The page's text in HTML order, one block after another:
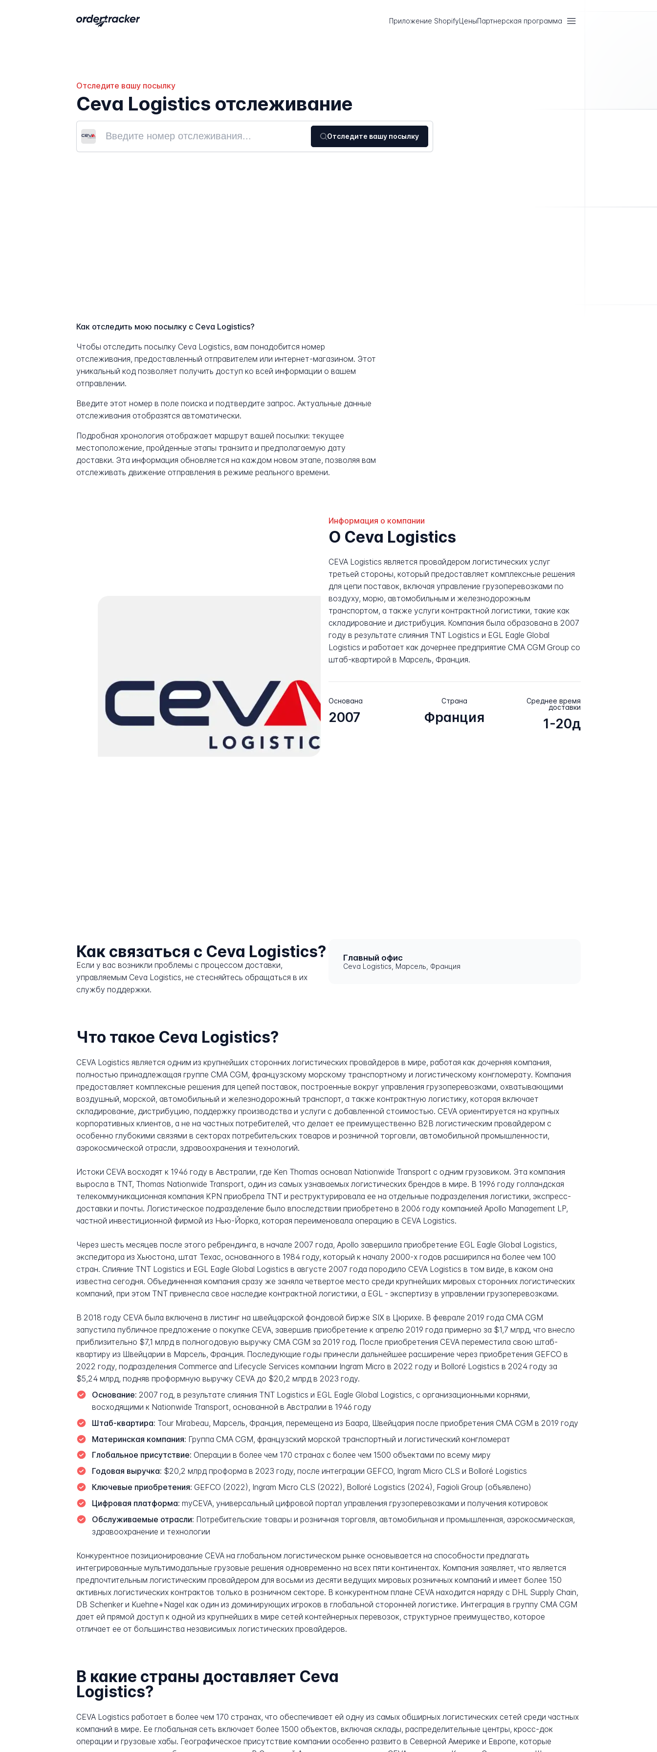
Приложение ShopifyЦеныПартнерская программа
Отследите вашу посылку
Ceva Logistics отслеживание
Отследите вашу посылку
Как отследить мою посылку с Ceva Logistics?
Чтобы отследить посылку Ceva Logistics, вам понадобится номер
отслеживания, предоставленный отправителем или интернет-магазином. Этот
уникальный код позволяет получить доступ ко всей информации о вашем
отправлении.
Введите этот номер в поле поиска и подтвердите запрос. Актуальные данные
отслеживания отобразятся автоматически.
Подробная хронология отображает маршрут вашей посылки: текущее
местоположение, пройденные этапы транзита и предполагаемую дату
доставки. Эта информация обновляется на каждом новом этапе, позволяя вам
отслеживать движение отправления в режиме реального времени.
Информация о компании
О Ceva Logistics
CEVA Logistics является провайдером логистических услуг
третьей стороны, который предоставляет комплексные решения
для цепи поставок, включая управление грузоперевозками по
воздуху, морю, автомобильным и железнодорожным
транспортом, а также услуги контрактной логистики, такие как
складирование и дистрибуция. Компания была образована в 2007
году в результате слияния TNT Logistics и EGL Eagle Global
Logistics и работает как дочернее предприятие CMA CGM Group со
штаб-квартирой в Марсель, Франция.
Основана
2007
Страна
Франция
Среднее время
доставки
1-20д
Как связаться с Ceva Logistics?
Если у вас возникли проблемы с процессом доставки,
управляемым Ceva Logistics, не стесняйтесь обращаться в их
службу поддержки.
Главный офис
Ceva Logistics, Марсель, Франция
Что такое Ceva Logistics?
CEVA Logistics является одним из крупнейших сторонних логистических провайдеров в мире, работая как дочерняя компания,
полностью принадлежащая группе CMA CGM, французскому морскому транспортному и логистическому конгломерату. Компания
предоставляет комплексные решения для цепей поставок, построенные вокруг управления грузоперевозками, охватывающими
воздушный, морской, автомобильный и железнодорожный транспорт, а также контрактную логистику, которая включает
складирование, дистрибуцию, поддержку производства и услуги с добавленной стоимостью. CEVA ориентируется на крупных
корпоративных клиентов, а не на частных потребителей, что делает ее преимущественно B2B логистическим провайдером с
особенно глубокими связями в секторах потребительских товаров и розничной торговли, автомобильной промышленности,
аэрокосмической отрасли, здравоохранения и технологий.
Истоки CEVA восходят к 1946 году в Австралии, где Ken Thomas основал Nationwide Transport с одним грузовиком. Эта компания
выросла в TNT, Thomas Nationwide Transport, один из самых узнаваемых логистических брендов в мире. В 1996 году голландская
телекоммуникационная компания KPN приобрела TNT и реструктурировала ее на отдельные подразделения логистики, экспресс-
доставки и почты. Логистическое подразделение было впоследствии приобретено в 2006 году компанией Apollo Management LP,
частной инвестиционной фирмой из Нью-Йорка, которая переименовала операцию в CEVA Logistics.
Через шесть месяцев после этого ребрендинга, в начале 2007 года, Apollo завершила приобретение EGL Eagle Global Logistics,
экспедитора из Хьюстона, штат Техас, основанного в 1984 году, который к началу 2000-х годов расширился на более чем 100
стран. Слияние TNT Logistics и EGL Eagle Global Logistics в августе 2007 года породило CEVA Logistics в том виде, в каком она
известна сегодня. Объединенная компания сразу же заняла четвертое место среди крупнейших мировых сторонних логистических
компаний, при этом TNT привнесла свое наследие контрактной логистики, а EGL - экспертизу в управлении грузоперевозками.
В 2018 году CEVA была включена в листинг на швейцарской фондовой бирже SIX в Цюрихе. В феврале 2019 года CMA CGM
запустила публичное предложение о покупке CEVA, завершив приобретение к апрелю 2019 года примерно за $1,7 млрд, что внесло
приблизительно $7,1 млрд в полногодовую выручку CMA CGM за 2019 год. После приобретения CEVA переместила свою штаб-
квартиру из Швейцарии в Марсель, Франция. Последующие годы принесли дальнейшее расширение через приобретения GEFCO в
2022 году, подразделения Commerce and Lifecycle Services компании Ingram Micro в 2022 году и Bolloré Logistics в 2024 году за
$5,24 млрд, подняв проформную выручку CEVA до $20,2 млрд в 2023 году.
Основание: 2007 год, в результате слияния TNT Logistics и EGL Eagle Global Logistics, с организационными корнями,
восходящими к Nationwide Transport, основанной в Австралии в 1946 году
Штаб-квартира: Tour Mirabeau, Марсель, Франция, перемещена из Баара, Швейцария после приобретения CMA CGM в 2019 году
Материнская компания: Группа CMA CGM, французский морской транспортный и логистический конгломерат
Глобальное присутствие: Операции в более чем 170 странах с более чем 1500 объектами по всему миру
Годовая выручка: $20,2 млрд проформа в 2023 году, после интеграции GEFCO, Ingram Micro CLS и Bolloré Logistics
Ключевые приобретения: GEFCO (2022), Ingram Micro CLS (2022), Bolloré Logistics (2024), Fagioli Group (объявлено)
Цифровая платформа: myCEVA, универсальный цифровой портал управления грузоперевозками и получения котировок
Обслуживаемые отрасли: Потребительские товары и розничная торговля, автомобильная и промышленная, аэрокосмическая,
здравоохранение и технологии
Конкурентное позиционирование CEVA на глобальном логистическом рынке основывается на способности предлагать
интегрированные мультимодальные грузовые решения одновременно на всех пяти континентах. Компания заявляет, что является
предпочтительным логистическим провайдером для восьми из десяти ведущих мировых розничных компаний и имеет более 150
активных логистических контрактов только в розничном секторе. В конкурентном плане CEVA находится наряду с DHL Supply Chain,
DB Schenker и Kuehne+Nagel как один из доминирующих игроков в глобальной сторонней логистике. Интеграция в группу CMA CGM
дает ей прямой доступ к одной из крупнейших в мире сетей контейнерных перевозок, структурное преимущество, которое
отличает ее от большинства независимых логистических провайдеров.
В какие страны доставляет Ceva
Logistics?
CEVA Logistics работает в более чем 170 странах, что обеспечивает ей одну из самых обширных логистических сетей среди частных
компаний в мире. Ее глобальная сеть включает более 1500 объектов, включая склады, распределительные центры, кросс-док
операции и грузовые хабы. Географическое присутствие компании особенно развито в Северной Америке и Европе, которые